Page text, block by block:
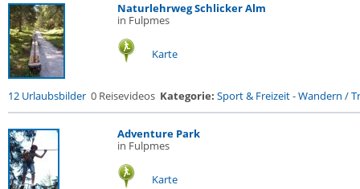
Naturlehrweg Schlicker Alm
in Fulpmes
Karte
12 Urlaubsbilder 0 Reisevideos Kategorie: Sport & Freizeit-Wandern /
Adventure Park
in Fulpmes
Karte